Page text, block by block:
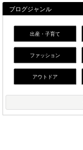
ブログジャンル
出産・子育て
ファッション
アウトドア